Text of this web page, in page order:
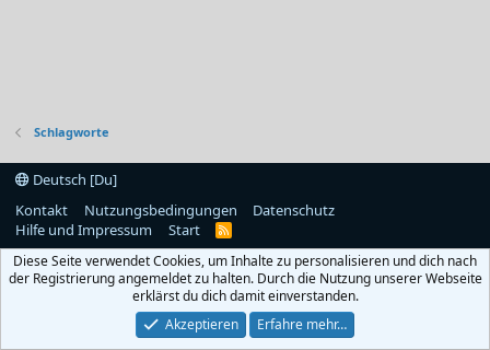
Schlagworte
Deutsch [Du]
Kontakt
Nutzungsbedingungen
Datenschutz
Hilfe und Impressum
Start
R
S
Diese Seite verwendet Cookies, um Inhalte zu personalisieren und dich nach
der Registrierung angemeldet zu halten. Durch die Nutzung unserer Webseite
erklärst du dich damit einverstanden.
Akzeptieren
Erfahre mehr…